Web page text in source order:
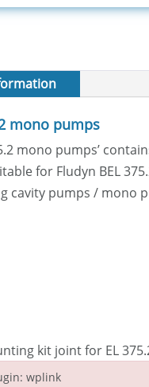
mono pumps
mono pumps’
for Fludyn BEL
cavity pumps / mono
kit joint for EL
needs to be
wplink